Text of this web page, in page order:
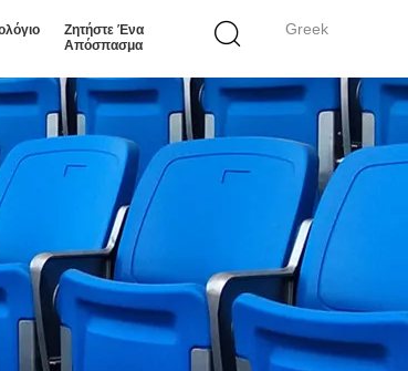
Greek
Ζητήστε Ένα
Απόσπασμα